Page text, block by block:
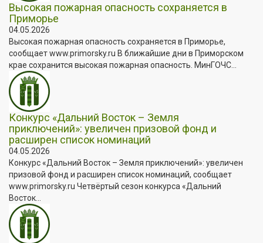
Высокая пожарная опасность сохраняется в
Приморье
04.05.2026
Высокая пожарная опасность сохраняется в Приморье,
сообщает www.primorsky.ru В ближайшие дни в Приморском
крае сохранится высокая пожарная опасность. МинГОЧС...
Конкурс «Дальний Восток – Земля
приключений»: увеличен призовой фонд и
расширен список номинаций
04.05.2026
Конкурс «Дальний Восток – Земля приключений»: увеличен
призовой фонд и расширен список номинаций, сообщает
www.primorsky.ru Четвёртый сезон конкурса «Дальний
Восток...